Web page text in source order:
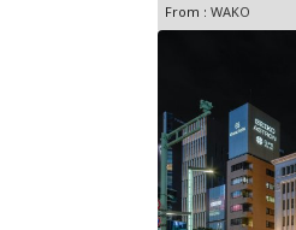
From : WAKO